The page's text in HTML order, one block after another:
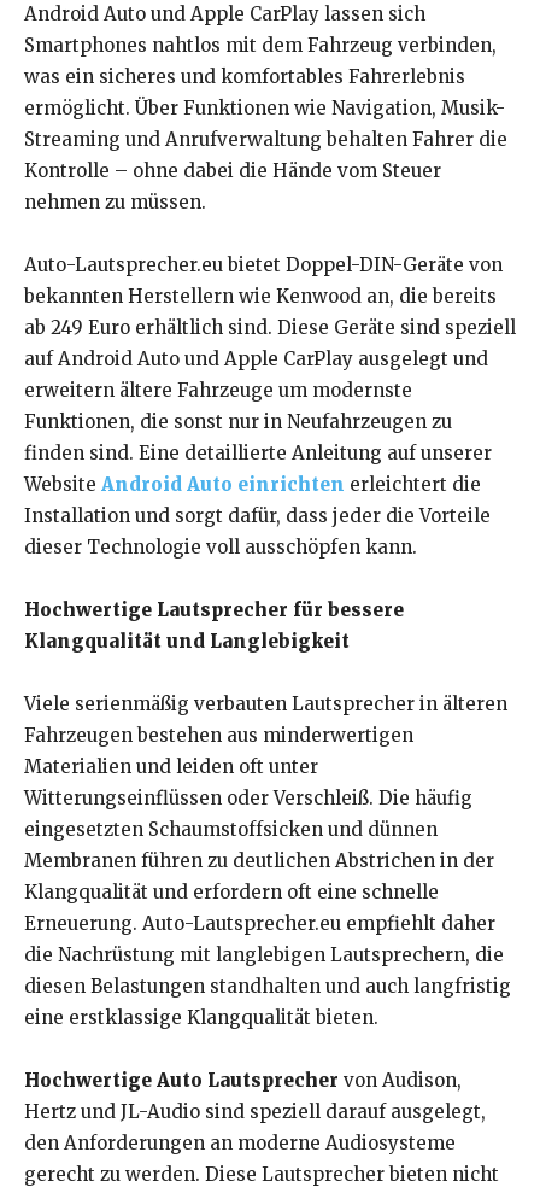
Android Auto und Apple CarPlay lassen sich
Smartphones nahtlos mit dem Fahrzeug verbinden,
was ein sicheres und komfortables Fahrerlebnis
ermöglicht. Über Funktionen wie Navigation, Musik-
Streaming und Anrufverwaltung behalten Fahrer die
Kontrolle – ohne dabei die Hände vom Steuer
nehmen zu müssen.
Auto-Lautsprecher.eu bietet Doppel-DIN-Geräte von
bekannten Herstellern wie Kenwood an, die bereits
ab 249 Euro erhältlich sind. Diese Geräte sind speziell
auf Android Auto und Apple CarPlay ausgelegt und
erweitern ältere Fahrzeuge um modernste
Funktionen, die sonst nur in Neufahrzeugen zu
finden sind. Eine detaillierte Anleitung auf unserer
Website Android Auto einrichten erleichtert die
Installation und sorgt dafür, dass jeder die Vorteile
dieser Technologie voll ausschöpfen kann.
Hochwertige Lautsprecher für bessere
Klangqualität und Langlebigkeit
Viele serienmäßig verbauten Lautsprecher in älteren
Fahrzeugen bestehen aus minderwertigen
Materialien und leiden oft unter
Witterungseinflüssen oder Verschleiß. Die häufig
eingesetzten Schaumstoffsicken und dünnen
Membranen führen zu deutlichen Abstrichen in der
Klangqualität und erfordern oft eine schnelle
Erneuerung. Auto-Lautsprecher.eu empfiehlt daher
die Nachrüstung mit langlebigen Lautsprechern, die
diesen Belastungen standhalten und auch langfristig
eine erstklassige Klangqualität bieten.
Hochwertige Auto Lautsprecher von Audison,
Hertz und JL-Audio sind speziell darauf ausgelegt,
den Anforderungen an moderne Audiosysteme
gerecht zu werden. Diese Lautsprecher bieten nicht